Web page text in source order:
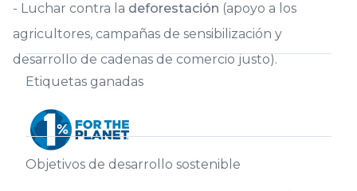
- Luchar contra la deforestación (apoyo a los
agricultores, campañas de sensibilización y
desarrollo de cadenas de comercio justo).
Etiquetas ganadas
Objetivos de desarrollo sostenible